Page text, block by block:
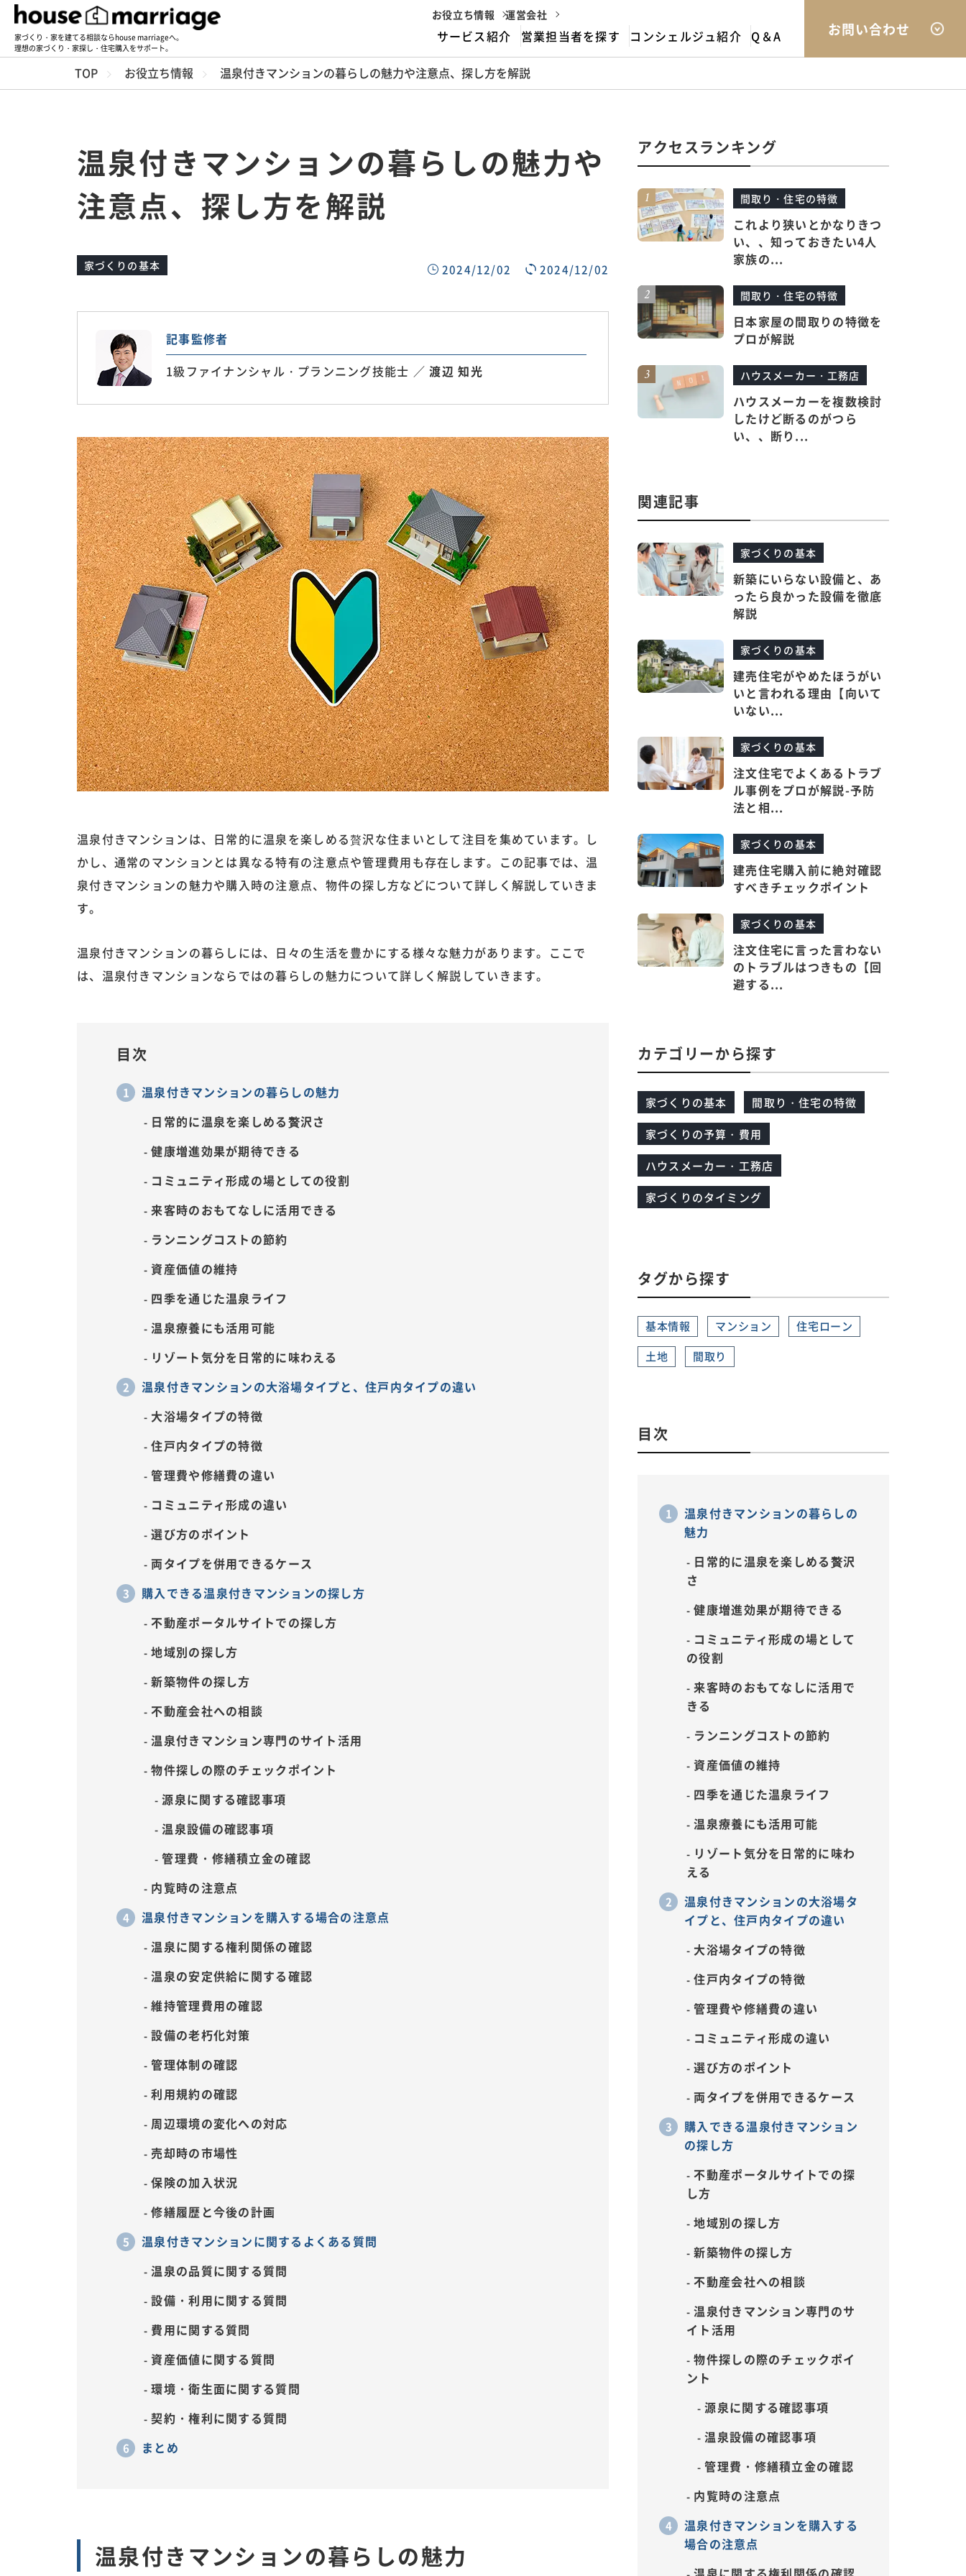
家づくり・家を建てる相談ならhouse marriageへ。
理想の家づくり・家探し・住宅購入をサポート。
お役立ち情報 運営会社
サービス紹介
housemarriageとは
営業担当者を探す コンシェルジュ紹介 Q＆A お問い合わせ
TOP お役立ち情報 温泉付きマンションの暮らしの魅力や注意点、探し方を解説
温泉付きマンションの暮らしの魅力や
注意点、探し方を解説
家づくりの基本 2024/12/02 2024/12/02
記事監修者
1級ファイナンシャル・プランニング技能士 ／渡辺 知光
温泉付きマンションは、日常的に温泉を楽しめる贅沢な住まいとして注目を集めています。し
かし、通常のマンションとは異なる特有の注意点や管理費用も存在します。この記事では、温
泉付きマンションの魅力や購入時の注意点、物件の探し方などについて詳しく解説していきま
す。
温泉付きマンションの暮らしには、日々の生活を豊かにする様々な魅力があります。ここで
は、温泉付きマンションならではの暮らしの魅力について詳しく解説していきます。
目次
温泉付きマンションの暮らしの魅力
日常的に温泉を楽しめる贅沢さ
健康増進効果が期待できる
コミュニティ形成の場としての役割
来客時のおもてなしに活用できる
ランニングコストの節約
資産価値の維持
四季を通じた温泉ライフ
温泉療養にも活用可能
リゾート気分を日常的に味わえる
温泉付きマンションの大浴場タイプと、住戸内タイプの違い
大浴場タイプの特徴
住戸内タイプの特徴
管理費や修繕費の違い
コミュニティ形成の違い
選び方のポイント
両タイプを併用できるケース
購入できる温泉付きマンションの探し方
不動産ポータルサイトでの探し方
地域別の探し方
新築物件の探し方
不動産会社への相談
温泉付きマンション専門のサイト活用
物件探しの際のチェックポイント
源泉に関する確認事項
温泉設備の確認事項
管理費・修繕積立金の確認
内覧時の注意点
温泉付きマンションを購入する場合の注意点
温泉に関する権利関係の確認
温泉の安定供給に関する確認
維持管理費用の確認
設備の老朽化対策
管理体制の確認
利用規約の確認
周辺環境の変化への対応
売却時の市場性
保険の加入状況
修繕履歴と今後の計画
温泉付きマンションに関するよくある質問
温泉の品質に関する質問
設備・利用に関する質問
費用に関する質問
資産価値に関する質問
環境・衛生面に関する質問
契約・権利に関する質問
まとめ
温泉付きマンションの暮らしの魅力
アクセスランキング
間取り・住宅の特徴
これより狭いとかなりきつ
い、、知っておきたい4人
家族の...
間取り・住宅の特徴
日本家屋の間取りの特徴を
プロが解説
ハウスメーカー・工務店
ハウスメーカーを複数検討
したけど断るのがつら
い、、断り...
関連記事
家づくりの基本
新築にいらない設備と、あ
ったら良かった設備を徹底
解説
家づくりの基本
建売住宅がやめたほうがい
いと言われる理由【向いて
いない...
家づくりの基本
注文住宅でよくあるトラブ
ル事例をプロが解説-予防
法と相...
家づくりの基本
建売住宅購入前に絶対確認
すべきチェックポイント
家づくりの基本
注文住宅に言った言わない
のトラブルはつきもの【回
避する...
カテゴリーから探す
家づくりの基本 間取り・住宅の特徴
家づくりの予算・費用
ハウスメーカー・工務店
家づくりのタイミング
タグから探す
基本情報 マンション
住宅ローン
土地
間取り
目次
温泉付きマンションの暮らしの
魅力
日常的に温泉を楽しめる贅沢
さ
健康増進効果が期待できる
コミュニティ形成の場として
の役割
来客時のおもてなしに活用で
きる
ランニングコストの節約
資産価値の維持
四季を通じた温泉ライフ
温泉療養にも活用可能
リゾート気分を日常的に味わ
える
温泉付きマンションの大浴場タ
イプと、住戸内タイプの違い
大浴場タイプの特徴
住戸内タイプの特徴
管理費や修繕費の違い
コミュニティ形成の違い
選び方のポイント
両タイプを併用できるケース
購入できる温泉付きマンション
の探し方
不動産ポータルサイトでの探
し方
地域別の探し方
新築物件の探し方
不動産会社への相談
温泉付きマンション専門のサ
イト活用
物件探しの際のチェックポイ
ント
源泉に関する確認事項
温泉設備の確認事項
管理費・修繕積立金の確認
内覧時の注意点
温泉付きマンションを購入する
場合の注意点